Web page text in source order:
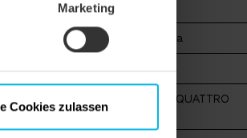
Marketing
Cookies zulassen
extra, QUATTRO longlife extra
mögliche CREATON Produkte: QUATTRO